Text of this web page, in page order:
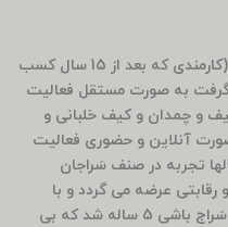
فروشگاه سَراج باشی در بَهار سال 1400 (کارمندی که بعد از 15 سال کسب
به صورت مستقل فعالیت
و چمدان و کیف خلبانی و
آنلاین و حضوری فعالیت
تجربه در صنف سَراجان
رقابتی عرضه می گردد و با
حمایت شما مشتریان گرامی، مجموعه سَراج باشی 5 ساله شد که بی